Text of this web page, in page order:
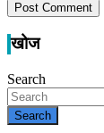
खोज
Search
Search